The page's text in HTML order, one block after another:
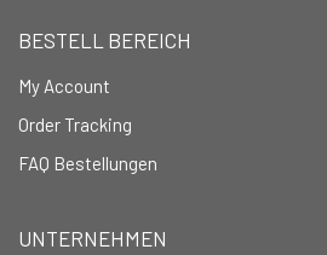
BESTELL BEREICH
My Account
Order Tracking
FAQ Bestellungen
UNTERNEHMEN